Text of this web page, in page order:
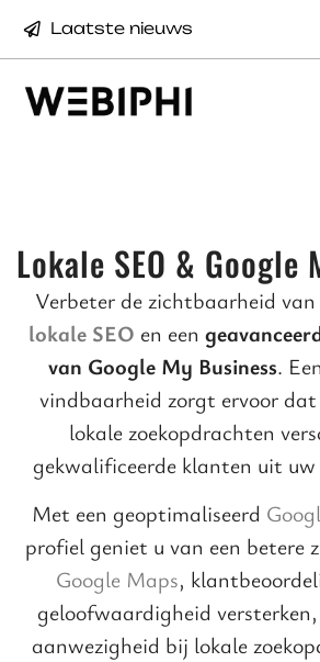
Laatste nieuws
Lokale SEO & Google
Verbeter de zichtbaarheid
lokale SEO en een
van Google My Business.
vindbaarheid zorgt ervoor
lokale zoekopdrachten
gekwalificeerde klanten uit
Met een geoptimaliseerd
profiel geniet u van een betere
Google Maps,
geloofwaardigheid
aanwezigheid bij lokale